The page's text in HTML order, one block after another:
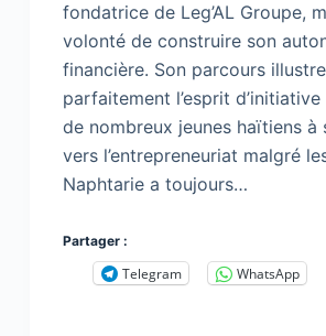
fondatrice de Leg’AL Groupe,
volonté de construire son
financière. Son parcours illustre
parfaitement l’esprit
de nombreux jeunes haïtiens à
vers l’entrepreneuriat malgré
Naphtarie a toujours…
Partager :
Telegram WhatsApp